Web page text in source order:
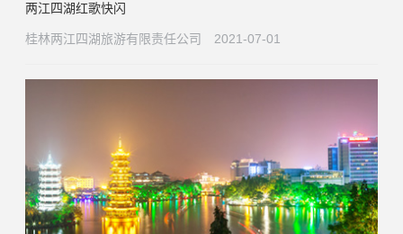
两江四湖红歌快闪
桂林两江四湖旅游有限责任公司 2021-07-01